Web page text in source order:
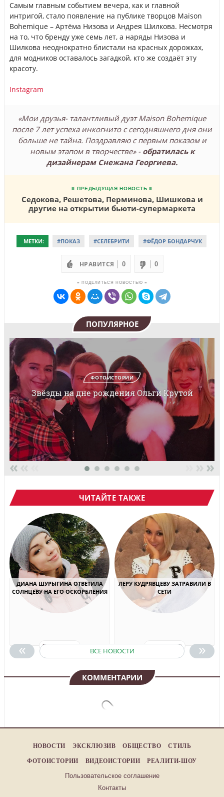
Самым главным событием вечера, как и главной
интригой, стало появление на публике творцов Maison
Bohemique – Артёма Низова и Андрея Шилкова. Несмотря
на то, что бренду уже семь лет, а наряды Низова и
Шилкова неоднократно блистали на красных дорожках,
для модников оставалось загадкой, кто же создаёт эту
красоту.
Instagram
«Мои друзья- талантливый дуэт Maison Bohemique
после 7 лет успеха инкогнито с сегодняшнего дня они
больше не тайна. Поздравляю с первым показом и
новым этапом в творчестве» - обратилась к
дизайнерам Снежана Георгиева.
≡ ПРЕДЫДУЩАЯ НОВОСТЬ ≡
Седокова, Решетова, Перминова, Шишкова и
другие на открытии бьюти-супермаркета
МЕТКИ: #ПОКАЗ #СЕЛЕБРИТИ #ФЁДОР БОНДАРЧУК
НРАВИТСЯ 0 0
≡ ПОДЕЛИТЬСЯ НОВОСТЬЮ ≡
ПОПУЛЯРНОЕ
ФОТОИСТОРИИ
Звёзды на дне рождения Ольги Крутой
««« »»»
ЧИТАЙТЕ ТАКЖЕ
« »
ДИАНА ШУРЫГИНА ОТВЕТИЛА
СОЛНЦЕВУ НА ЕГО ОСКОРБЛЕНИЯ
ПОДРОБНЕЕ
ЛЕРУ КУДРЯВЦЕВУ ЗАТРАВИЛИ В
СЕТИ
ПОДРОБНЕЕ
ВСЕ НОВОСТИ
КОММЕНТАРИИ
НОВОСТИ ЭКСКЛЮЗИВ ОБЩЕСТВО
СТИЛЬ
ФОТОИСТОРИИ
ВИДЕОИСТОРИИ РЕАЛИТИ-ШОУ
Пользовательское соглашение
Контакты